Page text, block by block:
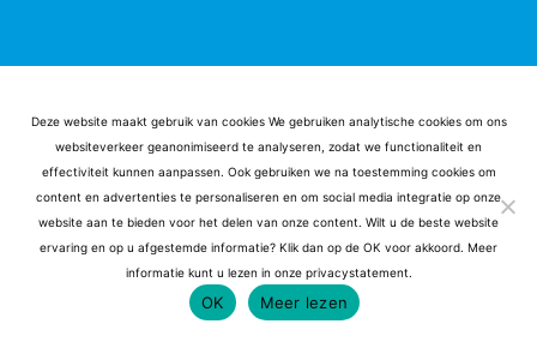
Website by Baas en Baas| Copyright 2025 WatersportReus
Deze website maakt gebruik van cookies We gebruiken analytische cookies om ons
websiteverkeer geanonimiseerd te analyseren, zodat we functionaliteit en
effectiviteit kunnen aanpassen. Ook gebruiken we na toestemming cookies om
content en advertenties te personaliseren en om social media integratie op onze
website aan te bieden voor het delen van onze content. Wilt u de beste website
ervaring en op u afgestemde informatie? Klik dan op de OK voor akkoord. Meer
informatie kunt u lezen in onze privacystatement.
OK Meer lezen